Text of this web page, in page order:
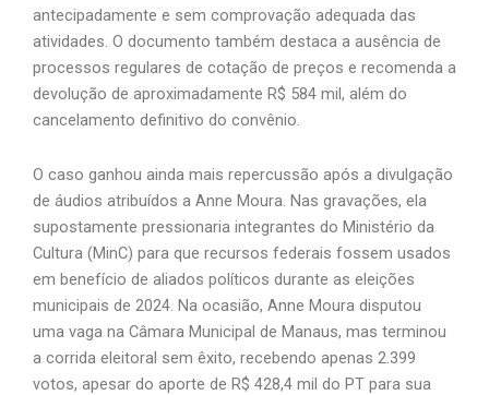
antecipadamente e sem comprovação adequada das
atividades. O documento também destaca a ausência de
processos regulares de cotação de preços e recomenda a
devolução de aproximadamente R$ 584 mil, além do
cancelamento definitivo do convênio.
O caso ganhou ainda mais repercussão após a divulgação
de áudios atribuídos a Anne Moura. Nas gravações, ela
supostamente pressionaria integrantes do Ministério da
Cultura (MinC) para que recursos federais fossem usados
em benefício de aliados políticos durante as eleições
municipais de 2024. Na ocasião, Anne Moura disputou
uma vaga na Câmara Municipal de Manaus, mas terminou
a corrida eleitoral sem êxito, recebendo apenas 2.399
votos, apesar do aporte de R$ 428,4 mil do PT para sua